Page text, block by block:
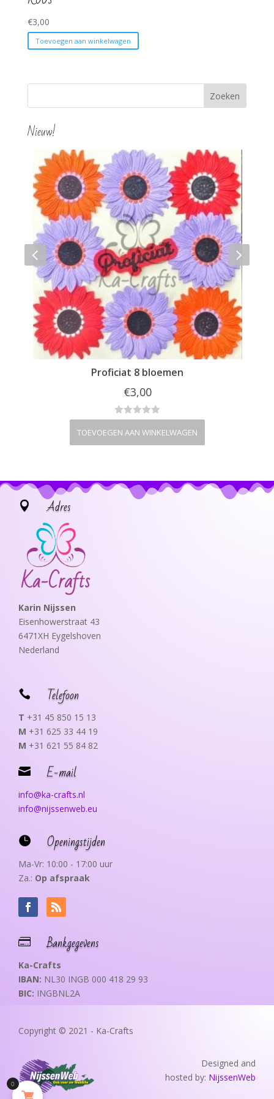
€3,00
Toevoegen aan winkelwagen
Nieuw!
Proficiat 8 bloemen
€3,00
TOEVOEGEN AAN WINKELWAGEN
 Adres
Karin Nijssen
Eisenhowerstraat 43
6471XH Eygelshoven
Nederland
 Telefoon
T +31 45 850 15 13
M +31 625 33 44 19
M +31 621 55 84 82
 E-mail
info@ka-crafts.nl
info@nijssenweb.eu
 Openingstijden
Ma-Vr: 10:00 - 17:00 uur
Za.: Op afspraak
 Bankgegevens
Ka-Crafts
IBAN: NL30 INGB 000 418 29 93
BIC: INGBNL2A
Copyright © 2021 - Ka-Crafts
Designed and
hosted by: NijssenWeb
0